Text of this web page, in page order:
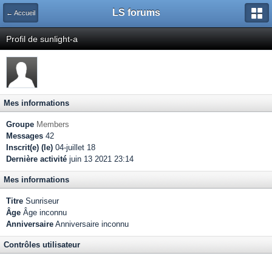
← Accueil LS forums
Profil de sunlight-a
Mes informations
Groupe Members
Messages 42
Inscrit(e) (le) 04-juillet 18
Dernière activité juin 13 2021 23:14
Mes informations
Titre Sunriseur
Âge Âge inconnu
Anniversaire Anniversaire inconnu
Contrôles utilisateur